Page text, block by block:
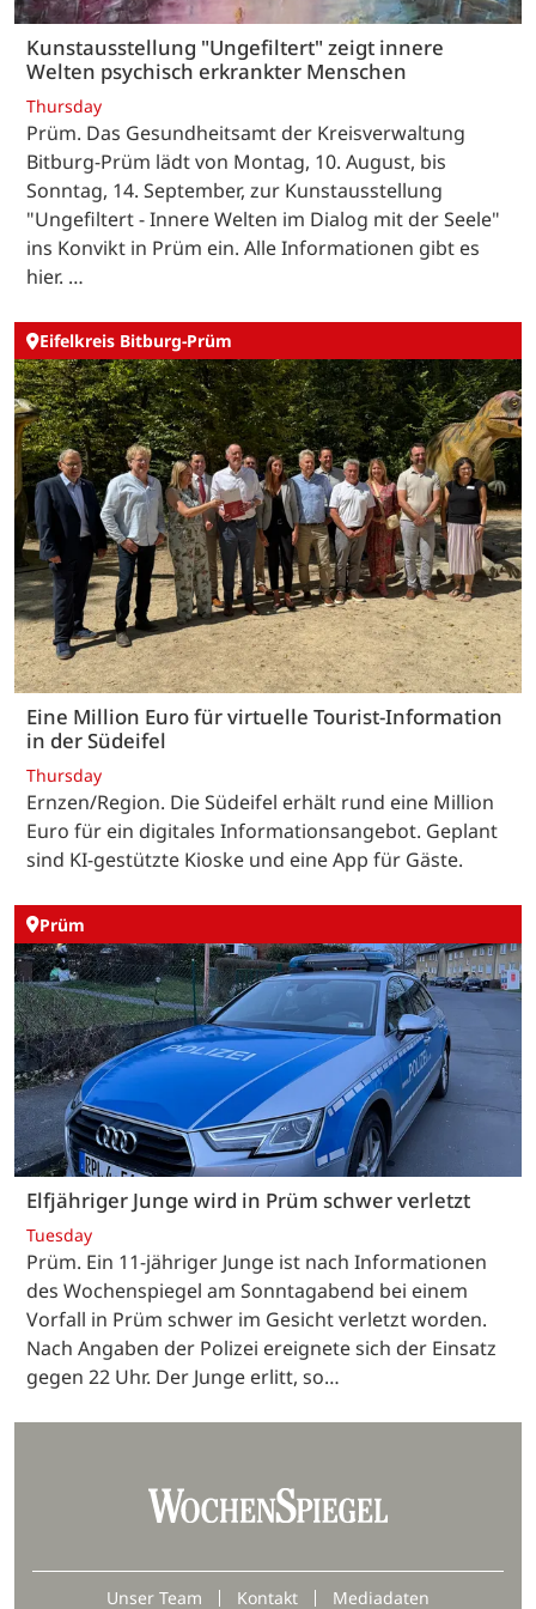
Kunstausstellung "Ungefiltert" zeigt innere
Welten psychisch erkrankter Menschen
Thursday
Prüm. Das Gesundheitsamt der Kreisverwaltung
Bitburg-Prüm lädt von Montag, 10. August, bis
Sonntag, 14. September, zur Kunstausstellung
"Ungefiltert - Innere Welten im Dialog mit der Seele"
ins Konvikt in Prüm ein. Alle Informationen gibt es
hier. …
Eifelkreis Bitburg-Prüm
Eine Million Euro für virtuelle Tourist-Information
in der Südeifel
Thursday
Ernzen/Region. Die Südeifel erhält rund eine Million
Euro für ein digitales Informationsangebot. Geplant
sind KI-gestützte Kioske und eine App für Gäste.
Prüm
Elfjähriger Junge wird in Prüm schwer verletzt
Tuesday
Prüm. Ein 11-jähriger Junge ist nach Informationen
des Wochenspiegel am Sonntagabend bei einem
Vorfall in Prüm schwer im Gesicht verletzt worden.
Nach Angaben der Polizei ereignete sich der Einsatz
gegen 22 Uhr. Der Junge erlitt, so…
Unser Team Kontakt Mediadaten